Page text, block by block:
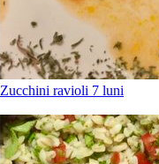
Zucchini ravioli 7 luni